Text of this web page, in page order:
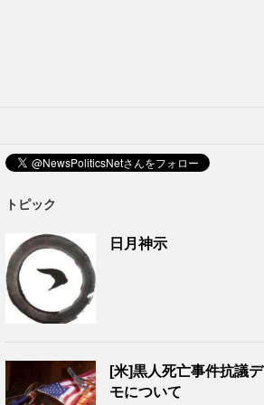
トピック
日月神示
[米]黒人死亡事件抗議デ
モについて